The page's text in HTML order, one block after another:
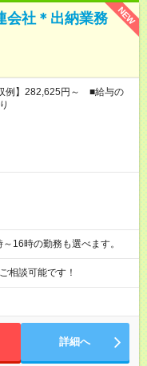
NEW
会社＊出納業務
例】282,625円～ ■給与の
16時の勤務も選べます。
相談可能です！
詳細へ